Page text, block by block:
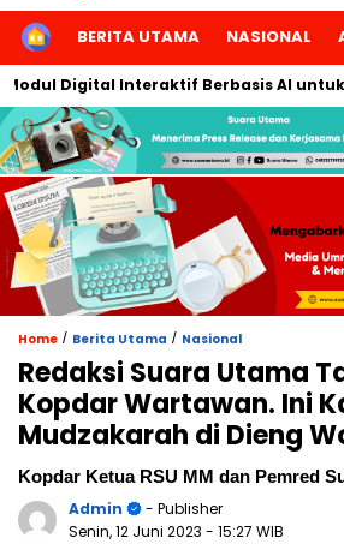
HOMEBERITA UTAMA NASIONAL
Interaktif Berbasis AI untuk
Home / Berita Utama / Nasional
Redaksi Suara Utama
Kopdar Wartawan. Ini
Mudzakarah di Dieng
Kopdar Ketua RSU MM dan Pemred
Admin
- Publisher
Senin, 12 Juni 2023 - 15:27 WIB